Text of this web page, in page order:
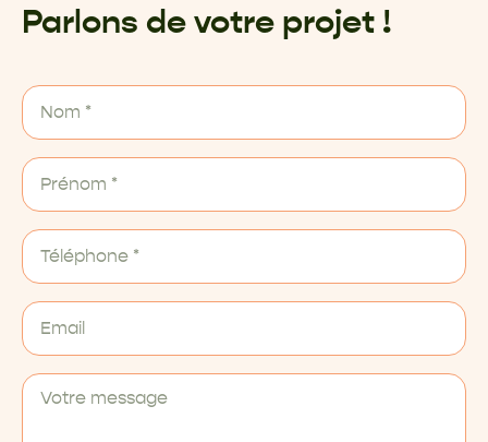
Parlons de votre projet !